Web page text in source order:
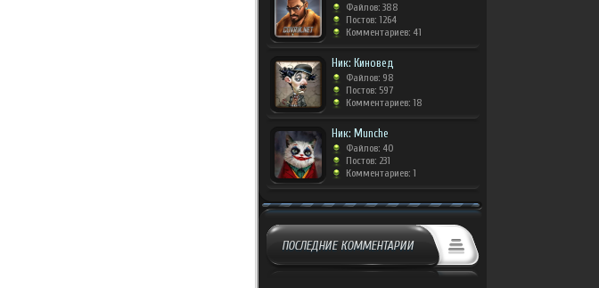
Файлов: 388
Постов: 1264
Комментариев: 41
Ник: Киновед
Файлов: 98
Постов: 597
Комментариев: 18
Ник: Munche
Файлов: 40
Постов: 231
Комментариев: 1
ПОСЛЕДНИЕ КОММЕНТАРИИ